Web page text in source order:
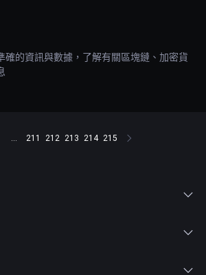
確的資訊與數據，了解有關區塊鏈、加密貨
... 211 212 213 214 215